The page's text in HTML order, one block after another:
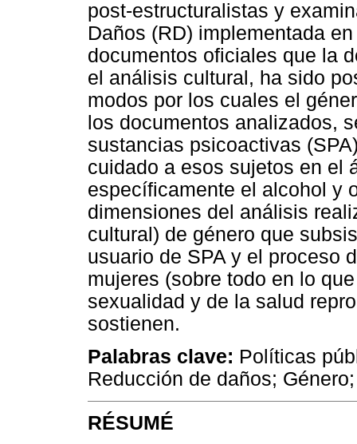
post-estructuralistas y
Daños (RD) implementada
documentos oficiales que la
el análisis cultural, ha sido
modos por los cuales el
los documentos analizados,
sustancias psicoactivas
cuidado a esos sujetos en el
específicamente el alcohol y
dimensiones del análisis
cultural) de género que
usuario de SPA y el proceso
mujeres (sobre todo en lo
sexualidad y de la salud
sostienen.
Palabras clave: Políticas
Reducción de daños;
RÉSUMÉ